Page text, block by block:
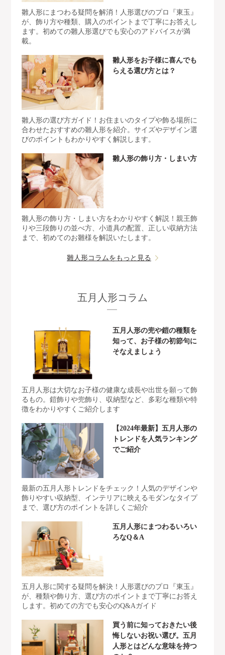
雛人形にまつわる疑問を解消！人形選びのプロ『東玉』
が、飾り方や種類、購入のポイントまで丁寧にお答えし
ます。初めての雛人形選びでも安心のアドバイスが満
載。
雛人形をお子様に喜んでも
らえる選び方とは？
雛人形の選び方ガイド！お住まいのタイプや飾る場所に
合わせたおすすめの雛人形を紹介。サイズやデザイン選
びのポイントもわかりやすく解説します。
雛人形の飾り方・しまい方
雛人形の飾り方・しまい方をわかりやすく解説！親王飾
りや三段飾りの並べ方、小道具の配置、正しい収納方法
まで、初めてのお雛様を解説いたします。
雛人形コラムをもっと見る
五月人形コラム
五月人形の兜や鎧の種類を
知って、お子様の初節句に
そなえましょう
五月人形は大切なお子様の健康な成長や出世を願って飾
るもの。鎧飾りや兜飾り、収納型など、多彩な種類や特
徴をわかりやすくご紹介します
【2024年最新】五月人形の
トレンドを人気ランキング
でご紹介
最新の五月人形トレンドをチェック！人気のデザインや
飾りやすい収納型、インテリアに映えるモダンなタイプ
まで、選び方のポイントを詳しくご紹介
五月人形にまつわるいろい
ろなQ＆A
五月人形に関する疑問を解決！人形選びのプロ『東玉』
が、種類や飾り方、選び方のポイントまで丁寧にお答え
します。初めての方でも安心のQ&Aガイド
買う前に知っておきたい後
悔しないお祝い選び。五月
人形とはどんな意味を持つ